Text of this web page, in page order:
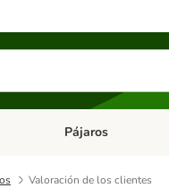
abierto: Antiparasitarios
Menú de categoria
Pájaros
Valoración de los clientes